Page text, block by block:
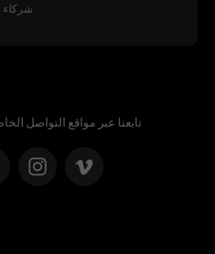
شركاء
تابعنا عبر مواقع التواصل
PinterestInstagram